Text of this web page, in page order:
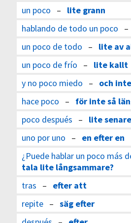
un poco – lite grann
hablando de todo un poco –
un poco de todo – lite av
un poco de frío – lite kallt
y no poco miedo – och
hace poco – för inte så
poco después – lite
uno por uno – en efter en
¿Puede hablar un poco más
tala lite långsammare?
tras – efter att
repite– säg efter